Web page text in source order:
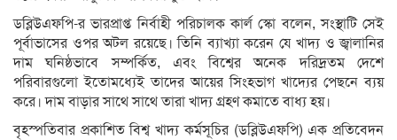
ডব্লিউএফপি-র ভারপ্রাপ্ত নির্বাহী পরিচালক কার্ল স্কো বলেন, সংস্থাটি সেই
পূর্বাভাসের ওপর অটল রয়েছে। তিনি ব্যাখ্যা করেন যে খাদ্য ও জ্বালানির
দাম ঘনিষ্ঠভাবে সম্পর্কিত, এবং বিশ্বের অনেক দরিদ্রতম দেশে
পরিবারগুলো ইতোমধ্যেই তাদের আয়ের সিংহভাগ খাদ্যের পেছনে ব্যয়
করে। দাম বাড়ার সাথে সাথে তারা খাদ্য গ্রহণ কমাতে বাধ্য হয়।
বৃহস্পতিবার প্রকাশিত বিশ্ব খাদ্য কর্মসূচির (ডব্লিউএফপি) এক প্রতিবেদন